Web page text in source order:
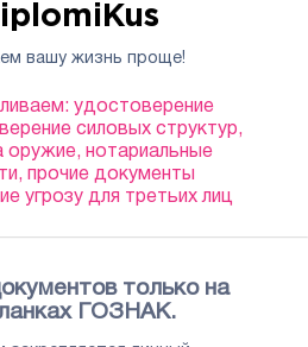
вашу жизнь проще!
удостоверение
силовых структур,
оружие, нотариальные
прочие документы
угрозу для третьих лиц
только на
ГОЗНАК.